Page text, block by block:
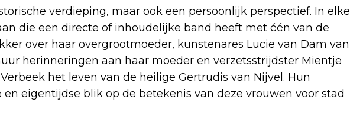
verdieping, maar ook een persoonlijk perspectief. In elke
die een directe of inhoudelijke band heeft met één van de
over haar overgrootmoeder, kunstenares Lucie van Dam van
herinneringen aan haar moeder en verzetsstrijdster Mientje
het leven van de heilige Gertrudis van Nijvel. Hun
eigentijdse blik op de betekenis van deze vrouwen voor stad